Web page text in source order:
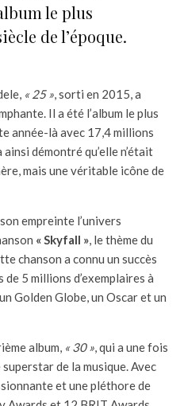
le plus
de l’époque.
« 25 » , sorti en 2015, a
Il a été l’album le plus
année-là avec 17,4 millions
démontré qu’elle n’était
mais une véritable icône de
empreinte l’univers
« Skyfall » , le thème du
chanson a connu un succès
5 millions d’exemplaires à
Golden Globe, un Oscar et un
album, « 30 » , qui a une fois
de la musique. Avec
et une pléthore de